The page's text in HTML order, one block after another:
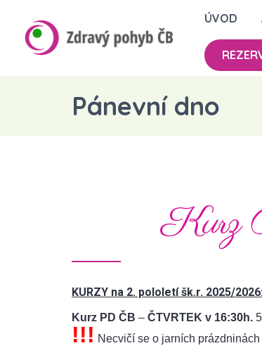
ÚVOD
Pánevní dno
Kurz
KURZY na 2. pololetí šk.r. 2025/
Kurz PD ČB – ČTVRTEK v 16:30h.
!!! Necvičí se o jarních